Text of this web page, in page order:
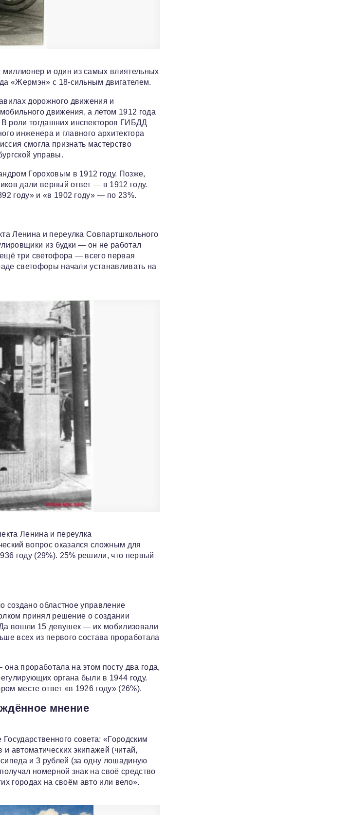
и один из самых влиятельных
«Жермэн» с 18‑сильным двигателем.
дорожного движения и
движения, а летом 1912 года
роли тогдашних инспекторов ГИБДД
инженера и главного архитектора
смогла признать мастерство
управы.
Гороховым в 1912 году. Позже,
дали верный ответ — в 1912 году.
году» и «в 1902 году» — по 23%.
Ленина и переулка Совпартшкольного
из будки — он не работал
три светофора — всего первая
светофоры начали устанавливать на
Ленина и переулка
вопрос оказался сложным для
году (29%). 25% решили, что первый
создано областное управление
принял решение о создании
вошли 15 девушек — их мобилизовали
всех из первого состава проработала
проработала на этом посту два года,
органа были в 1944 году.
месте ответ «в 1926 году» (26%).
мнение
совета: «Городским
автоматических экипажей (читай,
и 3 рублей (за одну лошадиную
номерной знак на своё средство
городах на своём авто или вело».